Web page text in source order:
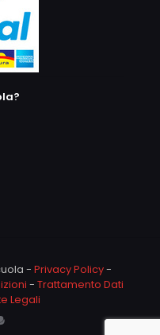
- Privacy Policy-
- Trattamento Dati
Legali